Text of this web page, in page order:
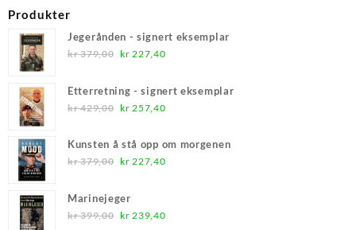
Produkter
Jegerånden - signert eksemplar
kr379,00 Opprinnelig
kr 379,00.
kr 227,40Nåværende
er:
Etterretning - signert eksemplar
kr429,00 Opprinnelig
var:
kr 429,00.
kr 257,40Nåværende
er:
Kunsten å stå opp om morgenen
kr379,00 Opprinnelig
kr 379,00.
kr 227,40Nåværende
Marinejeger
kr399,00 Opprinnelig
kr 239,40Nåværende